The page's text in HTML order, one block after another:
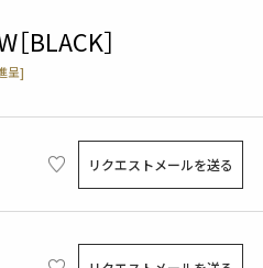
BLACK］
呈]
リクエストメールを送る